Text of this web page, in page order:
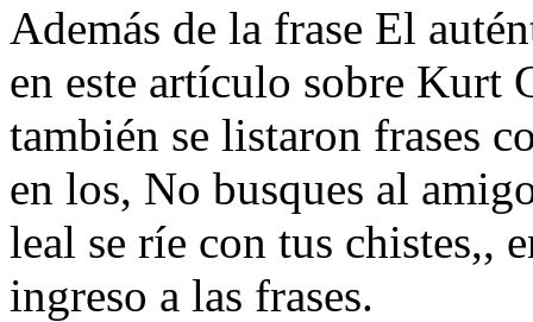
Además de la frase El
en este artículo sobre Kurt
también se listaron frases
en los, No busques al
leal se ríe con tus chistes,,
ingreso a las frases.